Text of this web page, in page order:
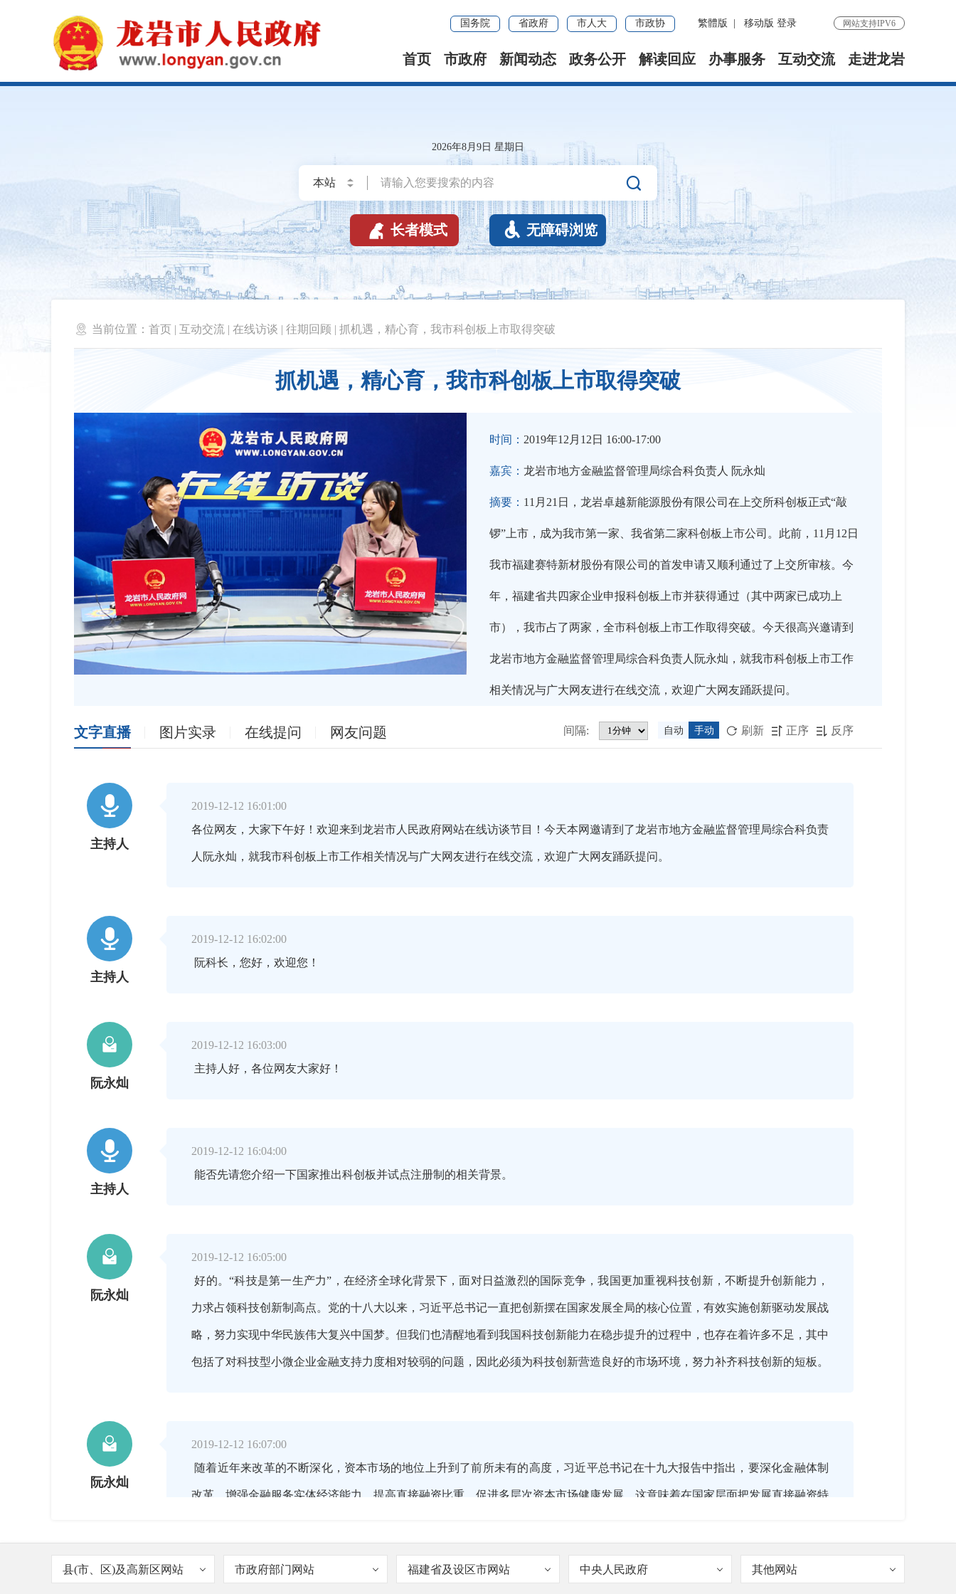
国务院 省政府 市人大 市政协 繁體版 移动版 登录 网站支持IPV6
首页 市政府 新闻动态 政务公开 解读回应 办事服务 互动交流 走进龙岩
2026年8月9日 星期日

 长者模式  无障碍浏览
 当前位置： 首页 | 互动交流 | 在线访谈 | 往期回顾 | 抓机遇，精心育，我市科创板上市取得突破
抓机遇，精心育，我市科创板上市取得突破
时间： 2019年12月12日 16:00-17:00
嘉宾： 龙岩市地方金融监督管理局综合科负责人 阮永灿
摘要： 11月21日，龙岩卓越新能源股份有限公司在上交所科创板正式“敲
锣”上市，成为我市第一家、我省第二家科创板上市公司。此前，11月12日
我市福建赛特新材股份有限公司的首发申请又顺利通过了上交所审核。今
年，福建省共四家企业申报科创板上市并获得通过（其中两家已成功上
市），我市占了两家，全市科创板上市工作取得突破。今天很高兴邀请到
龙岩市地方金融监督管理局综合科负责人阮永灿，就我市科创板上市工作
相关情况与广大网友进行在线交流，欢迎广大网友踊跃提问。
文字直播 图片实录 在线提问 网友问题 间隔: 自动 手动  刷新  正序  反序

主持人
2019-12-12 16:01:00
各位网友，大家下午好！欢迎来到龙岩市人民政府网站在线访谈节目！今天本网邀请到了龙岩市地方金融监督管理局综合科负责
人阮永灿，就我市科创板上市工作相关情况与广大网友进行在线交流，欢迎广大网友踊跃提问。

主持人
2019-12-12 16:02:00
阮科长，您好，欢迎您！

阮永灿
2019-12-12 16:03:00
主持人好，各位网友大家好！

主持人
2019-12-12 16:04:00
能否先请您介绍一下国家推出科创板并试点注册制的相关背景。

阮永灿
2019-12-12 16:05:00
好的。“科技是第一生产力”，在经济全球化背景下，面对日益激烈的国际竞争，我国更加重视科技创新，不断提升创新能力，
力求占领科技创新制高点。党的十八大以来，习近平总书记一直把创新摆在国家发展全局的核心位置，有效实施创新驱动发展战
略，努力实现中华民族伟大复兴中国梦。但我们也清醒地看到我国科技创新能力在稳步提升的过程中，也存在着许多不足，其中
包括了对科技型小微企业金融支持力度相对较弱的问题，因此必须为科技创新营造良好的市场环境，努力补齐科技创新的短板。

阮永灿
2019-12-12 16:07:00
随着近年来改革的不断深化，资本市场的地位上升到了前所未有的高度，习近平总书记在十九大报告中指出，要深化金融体制
改革，增强金融服务实体经济能力，提高直接融资比重，促进多层次资本市场健康发展。这意味着在国家层面把发展直接融资特
县(市、区)及高新区网站 市政府部门网站 福建省及设区市网站 中央人民政府 其他网站